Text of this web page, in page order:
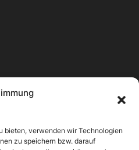
bieten, verwenden wir Technologien
zu speichern bzw. darauf